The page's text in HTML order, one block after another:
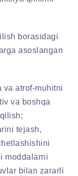
borasidagi
asoslangan
atrof-muhitni
va boshqa
tejash,
moddalarni
bilan zararli